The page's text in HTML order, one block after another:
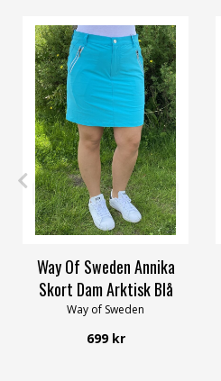
34 36 38 40 42 58/60
Way Of Sweden Annika
Skort Dam Arktisk Blå
Way of Sweden
699 kr